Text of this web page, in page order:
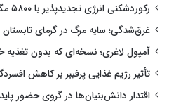
رکوردشکنی انرژی تجدیدپذیر با ۵۸۰۰ مگاوات برق
غرق‌شدگی؛ سایه مرگ در گرمای تابستان
آمپول لاغری؛ نسخه‌ای که بدون
تأثیر رژیم غذایی پرفیبر بر کاهش
اقتدار دانش‌بنیان‌ها در گروی حضور